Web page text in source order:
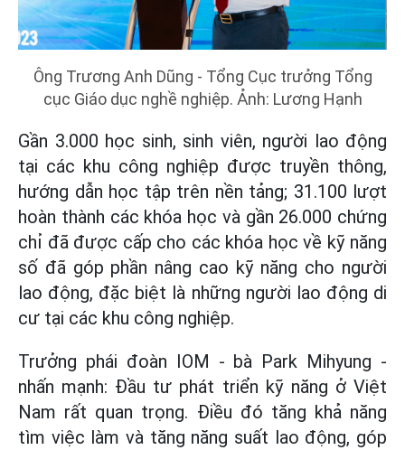
Ông Trương Anh Dũng - Tổng Cục trưởng Tổng
cục Giáo dục nghề nghiệp. Ảnh: Lương Hạnh
Gần 3.000 học sinh, sinh viên, người lao động
tại các khu công nghiệp được truyền thông,
hướng dẫn học tập trên nền tảng; 31.100 lượt
hoàn thành các khóa học và gần 26.000 chứng
chỉ đã được cấp cho các khóa học về kỹ năng
số đã góp phần nâng cao kỹ năng cho người
lao động, đặc biệt là những người lao động di
cư tại các khu công nghiệp.
Trưởng phái đoàn IOM - bà Park Mihyung -
nhấn mạnh: Đầu tư phát triển kỹ năng ở Việt
Nam rất quan trọng. Điều đó tăng khả năng
tìm việc làm và tăng năng suất lao động, góp